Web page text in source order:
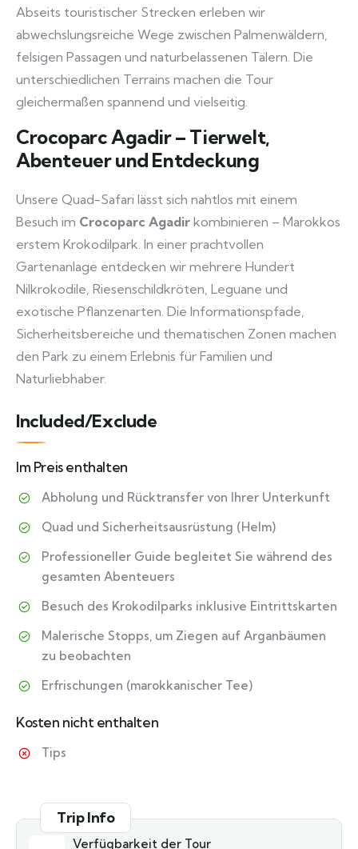
Abseits touristischer Strecken erleben wir
abwechslungsreiche Wege zwischen Palmenwäldern,
felsigen Passagen und naturbelassenen Tälern. Die
unterschiedlichen Terrains machen die Tour
gleichermaßen spannend und vielseitig.
Crocoparc Agadir – Tierwelt,
Abenteuer und Entdeckung
Unsere Quad-Safari lässt sich nahtlos mit einem
Besuch im Crocoparc Agadir kombinieren – Marokkos
erstem Krokodilpark. In einer prachtvollen
Gartenanlage entdecken wir mehrere Hundert
Nilkrokodile, Riesenschildkröten, Leguane und
exotische Pflanzenarten. Die Informationspfade,
Sicherheitsbereiche und thematischen Zonen machen
den Park zu einem Erlebnis für Familien und
Naturliebhaber.
Included/Exclude
Im Preis enthalten
Abholung und Rücktransfer von Ihrer Unterkunft
Quad und Sicherheitsausrüstung (Helm)
Professioneller Guide begleitet Sie während des
gesamten Abenteuers
Besuch des Krokodilparks inklusive Eintrittskarten
Malerische Stopps, um Ziegen auf Arganbäumen
zu beobachten
Erfrischungen (marokkanischer Tee)
Kosten nicht enthalten
Tips
Trip Info
Verfügbarkeit der Tour